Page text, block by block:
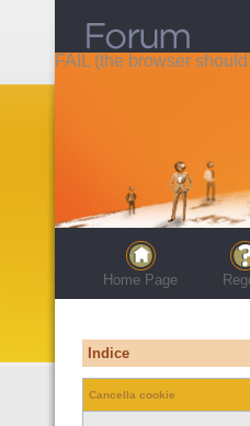
FAIL (the browser
Home Page
Indice
Cancella cookie